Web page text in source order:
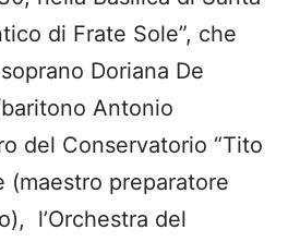
di Frate Sole”, che
Doriana De
Antonio
del Conservatorio “Tito
(maestro preparatore
l’Orchestra del